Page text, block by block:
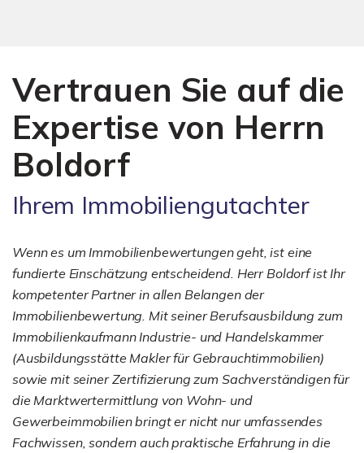
Vertrauen Sie auf die
Expertise von Herrn
Boldorf
Ihrem Immobiliengutachter
Wenn es um Immobilienbewertungen geht, ist eine
fundierte Einschätzung entscheidend. Herr Boldorf ist Ihr
kompetenter Partner in allen Belangen der
Immobilienbewertung. Mit seiner Berufsausbildung zum
Immobilienkaufmann Industrie- und Handelskammer
(Ausbildungsstätte Makler für Gebrauchtimmobilien)
sowie mit seiner Zertifizierung zum Sachverständigen für
die Marktwertermittlung von Wohn- und
Gewerbeimmobilien bringt er nicht nur umfassendes
Fachwissen, sondern auch praktische Erfahrung in die